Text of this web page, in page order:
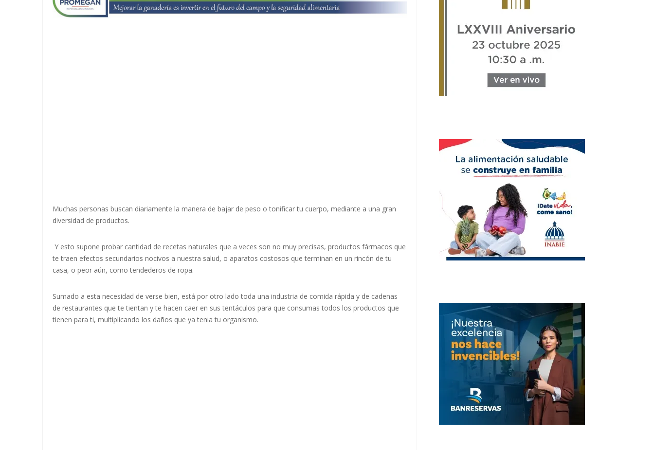
Muchas personas buscan diariamente la manera de bajar de peso o tonificar tu cuerpo, mediante a una gran
diversidad de productos.
Y esto supone probar cantidad de recetas naturales que a veces son no muy precisas, productos fármacos que
te traen efectos secundarios nocivos a nuestra salud, o aparatos costosos que terminan en un rincón de tu
casa, o peor aún, como tendederos de ropa.
Sumado a esta necesidad de verse bien, está por otro lado toda una industria de comida rápida y de cadenas
de restaurantes que te tientan y te hacen caer en sus tentáculos para que consumas todos los productos que
tienen para ti, multiplicando los daños que ya tenia tu organismo.